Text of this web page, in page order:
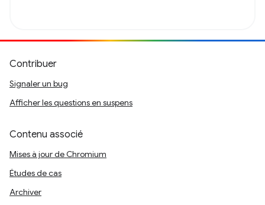
Contribuer
Signaler un bug
Afficher les questions en suspens
Contenu associé
Mises à jour de Chromium
Études de cas
Archiver